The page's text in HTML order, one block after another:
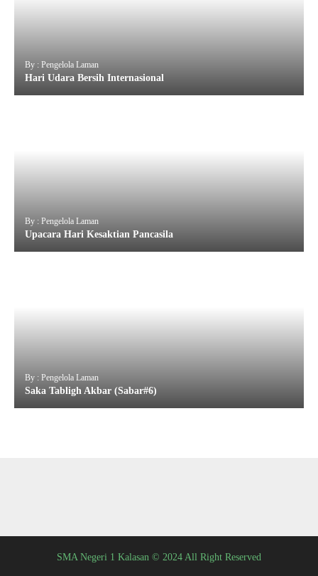
By : Pengelola Laman
Hari Udara Bersih Internasional
By : Pengelola Laman
Upacara Hari Kesaktian Pancasila
By : Pengelola Laman
Saka Tabligh Akbar (Sabar#6)
SMA Negeri 1 Kalasan © 2024 All Right Reserved